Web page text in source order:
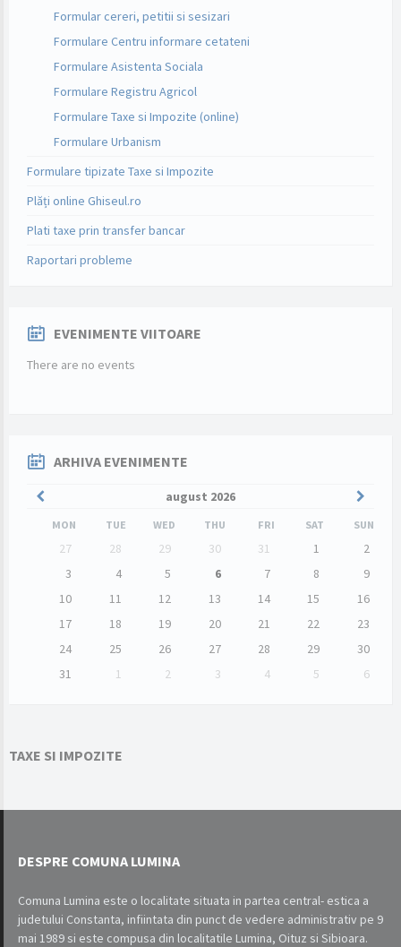
Formular cereri, petitii si sesizari
Formulare Centru informare cetateni
Formulare Asistenta Sociala
Formulare Registru Agricol
Formulare Taxe si Impozite (online)
Formulare Urbanism
Formulare tipizate Taxe si Impozite
Plăți online Ghiseul.ro
Plati taxe prin transfer bancar
Raportari probleme
EVENIMENTE VIITOARE
There are no events
ARHIVA EVENIMENTE
august 2026
Month
Month
MON TUE WED THU FRI SAT SUN
calendar
27 28 29 30 31 1
2
3
4 5 6 7 8
9
10
11 12 13 14 15
16
17
18 19 20 21 22
23
24
25 26 27 28 29
30
31
1 2 3 4 5
6
TAXE SI IMPOZITE
DESPRE COMUNA LUMINA
Comuna Lumina este o localitate situata in partea central- estica a
judetului Constanta, infiintata din punct de vedere administrativ pe 9
mai 1989 si este compusa din localitatile Lumina, Oituz si Sibioara.